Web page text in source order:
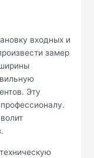
входных и
замер
Эту